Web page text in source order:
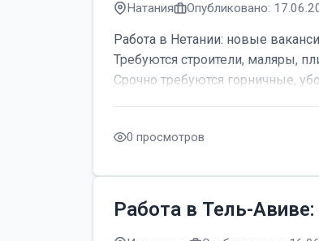
Натания Опубликовано:
Работа в Нетании: новые
Требуются строители, маляры,
Срочно требуются горничные,
0 просмотров
Работа в Тель-